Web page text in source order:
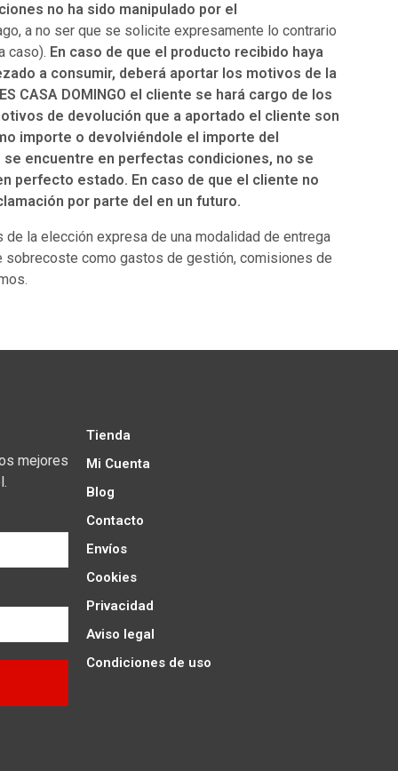
no ha sido manipulado por el
a no ser que se solicite expresamente lo contrario
caso). En caso de que el producto recibido haya
a consumir, deberá aportar los motivos de la
CASA DOMINGO el cliente se hará cargo de los
de devolución que a aportado el cliente son
importe o devolviéndole el importe del
encuentre en perfectas condiciones, no se
perfecto estado. En caso de que el cliente no
por parte del en un futuro.
la elección expresa de una modalidad de entrega
como gastos de gestión, comisiones de
mejores
Tienda
Mi Cuenta
Blog
Contacto
Envíos
Cookies
Privacidad
Aviso legal
Condiciones de uso